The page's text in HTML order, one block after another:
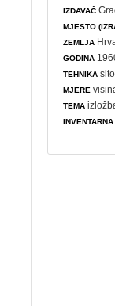
IZDAVAČ
MJESTO
ZEMLJA
GODINA
TEHNIKA
MJERE
TEMA